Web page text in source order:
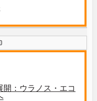
：ウラノス・エコ